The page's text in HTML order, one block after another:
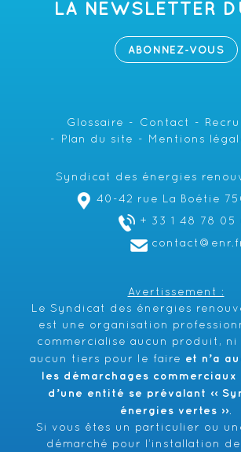
LA NEWSLETTER
ABONNEZ-VOUS
Glossaire Contact
Plan du site
Mentions
Syndicat des énergies
40-42 rue La Boétie
+ 33 1 48 78 05
Avertissement :
Le Syndicat des énergies
est une organisation
commercialise aucun produit, ni
aucun tiers pour le faire et n’a
les démarchages
d’une entité se prévalant ‹‹
énergies vertes ››.
Si vous êtes un particulier ou
démarché pour l’installation